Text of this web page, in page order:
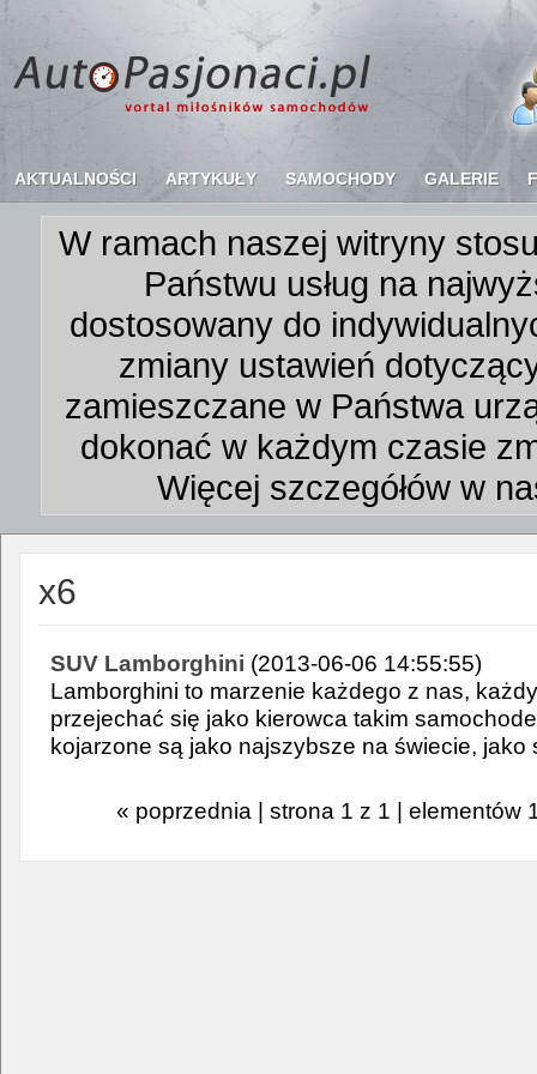
AKTUALNOŚCI ARTYKUŁY SAMOCHODY GALERIE
W ramach naszej witryny
Państwu usług na
dostosowany do
zmiany ustawień
zamieszczane w Państwa
dokonać w każdym czasie
Więcej szczegółów w
x6
SUV Lamborghini (2013-06-06 14:55:55)
Lamborghini to marzenie każdego z nas,
przejechać się jako kierowca takim
kojarzone są jako najszybsze na świecie, jako
« poprzednia | strona 1 z 1 | elementów